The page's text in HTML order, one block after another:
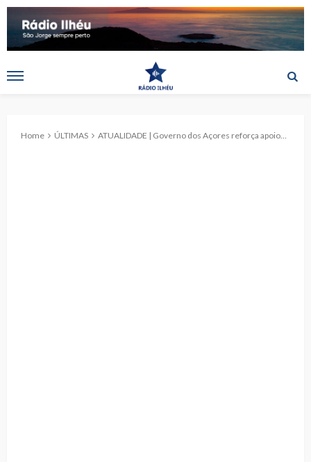
Home ÚLTIMAS ATUALIDADE | Governo dos Açores reforça apoios à formação dos artesãos e à promoção do artesanato